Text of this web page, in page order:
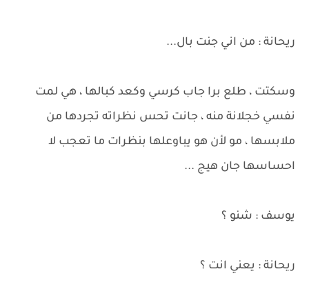
ريحانة : من اني جنت بال...
وسكتت ، طلع برا جاب كرسي وكعد كبالها ، هي لمت
نفسي خجلانة منه ، جانت تحس نظراته تجردها من
ملابسها ، مو لأن هو يباوعلها بنظرات ما تعجب لا
احساسها جان هيج ...
يوسف : شنو ؟
ريحانة : يعني انت ؟